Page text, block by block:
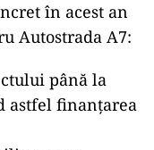
în acest an
Autostrada A7:
până la
astfel finanțarea